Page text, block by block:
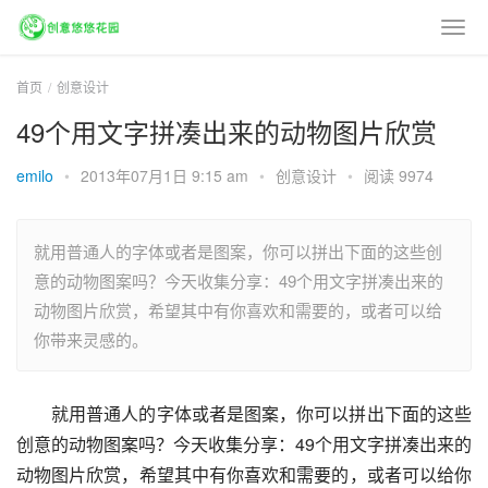
首页 创意设计
49个用文字拼凑出来的动物图片欣赏
emilo • 2013年07月1日 9:15 am • 创意设计 • 阅读 9974
就用普通人的字体或者是图案，你可以拼出下面的这些创
意的动物图案吗？今天收集分享：49个用文字拼凑出来的
动物图片欣赏，希望其中有你喜欢和需要的，或者可以给
你带来灵感的。
就用普通人的字体或者是图案，你可以拼出下面的这些
创意的动物图案吗？今天收集分享：49个用文字拼凑出来的
动物图片欣赏，希望其中有你喜欢和需要的，或者可以给你